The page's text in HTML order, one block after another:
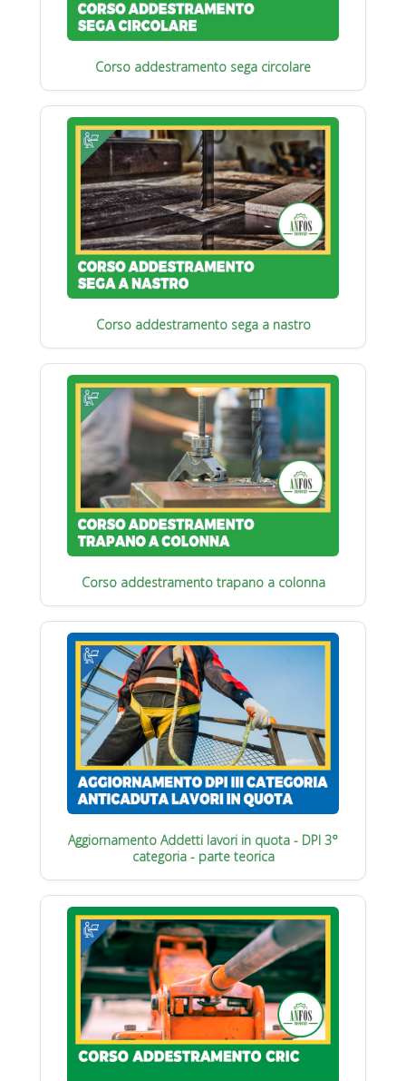
Corso addestramento sega circolare
Corso addestramento sega a nastro
Corso addestramento trapano a colonna
Aggiornamento Addetti lavori in quota - DPI 3°
categoria - parte teorica